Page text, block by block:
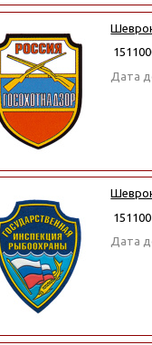
Дата
Дата